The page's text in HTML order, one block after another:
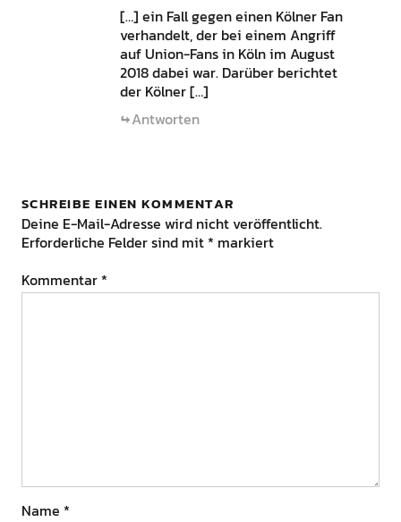
[…] ein Fall gegen einen Kölner Fan
verhandelt, der bei einem Angriff
auf Union-Fans in Köln im August
2018 dabei war. Darüber berichtet
der Kölner […]
Antworten
SCHREIBE EINEN KOMMENTAR
Deine E-Mail-Adresse wird nicht veröffentlicht.
Erforderliche Felder sind mit * markiert
Kommentar *
Name *